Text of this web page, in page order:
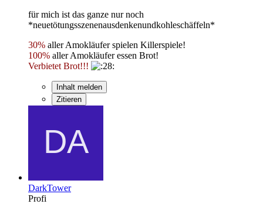
für mich ist das ganze nur noch
*neuetötungsszenenausdenkenundkohleschäffeln*
30% aller Amokläufer spielen Killerspiele!
100% aller Amokläufer essen Brot!
Verbietet Brot!!!
Inhalt melden
Zitieren
DarkTower
Profi